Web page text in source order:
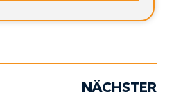
NÄCHSTER